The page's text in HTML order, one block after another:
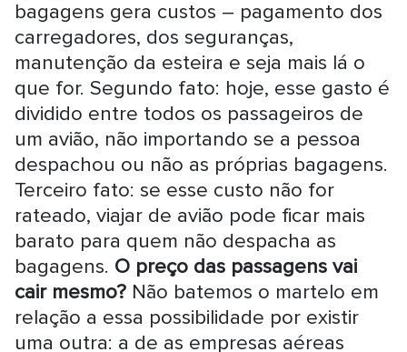
bagagens gera custos – pagamento dos
carregadores, dos seguranças,
manutenção da esteira e seja mais lá o
que for. Segundo fato: hoje, esse gasto é
dividido entre todos os passageiros de
um avião, não importando se a pessoa
despachou ou não as próprias bagagens.
Terceiro fato: se esse custo não for
rateado, viajar de avião pode ficar mais
barato para quem não despacha as
bagagens. O preço das passagens vai
cair mesmo? Não batemos o martelo em
relação a essa possibilidade por existir
uma outra: a de as empresas aéreas